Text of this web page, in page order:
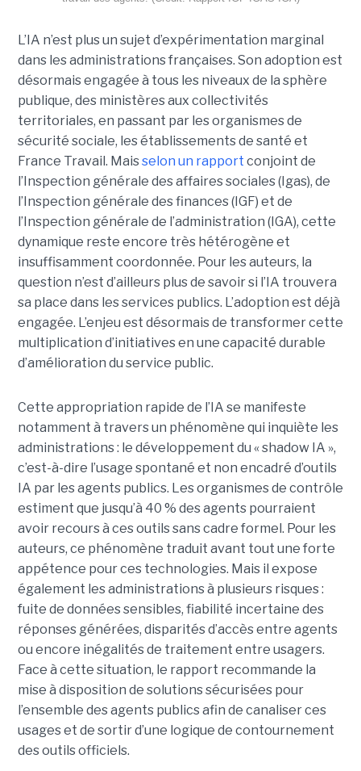
L’IA n’est plus un sujet d’expérimentation marginal
dans les administrations françaises. Son adoption est
désormais engagée à tous les niveaux de la sphère
publique, des ministères aux collectivités
territoriales, en passant par les organismes de
sécurité sociale, les établissements de santé et
France Travail. Maisselon un rapport conjoint de
l’Inspection générale des affaires sociales (Igas), de
l’Inspection générale des finances (IGF) et de
l’Inspection générale de l’administration (IGA), cette
dynamique reste encore très hétérogène et
insuffisamment coordonnée. Pour les auteurs, la
question n’est d’ailleurs plus de savoir si l’IA trouvera
sa place dans les services publics. L’adoption est déjà
engagée. L’enjeu est désormais de transformer cette
multiplication d’initiatives en une capacité durable
d’amélioration du service public.
Cette appropriation rapide de l’IA se manifeste
notamment à travers un phénomène qui inquiète les
administrations : le développement du « shadow IA »,
c’est-à-dire l’usage spontané et non encadré d’outils
IA par les agents publics. Les organismes de contrôle
estiment que jusqu’à 40 % des agents pourraient
avoir recours à ces outils sans cadre formel. Pour les
auteurs, ce phénomène traduit avant tout une forte
appétence pour ces technologies. Mais il expose
également les administrations à plusieurs risques :
fuite de données sensibles, fiabilité incertaine des
réponses générées, disparités d’accès entre agents
ou encore inégalités de traitement entre usagers.
Face à cette situation, le rapport recommande la
mise à disposition de solutions sécurisées pour
l’ensemble des agents publics afin de canaliser ces
usages et de sortir d’une logique de contournement
des outils officiels.